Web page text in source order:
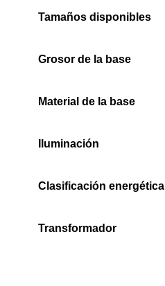
Tamaños disponibles
Grosor de la base
Material de la base
Iluminación
Clasificación energética
Transformador